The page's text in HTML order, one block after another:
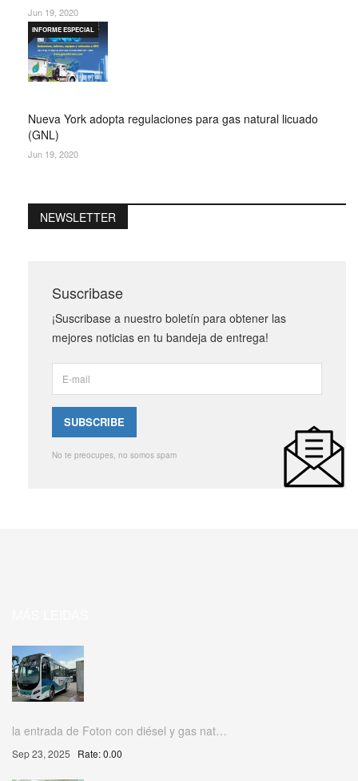
Jun 19, 2020
Nueva York adopta regulaciones para gas natural licuado
(GNL)
INFORME ESPECIAL
Jun 19, 2020
NEWSLETTER
Suscribase
¡Suscribase a nuestro boletín para obtener las
mejores noticias en tu bandeja de entrega!
No te preocupes, no somos spam
la entrada de Foton con diésel y gas nat…
Sep 23, 2025 Rate: 0.00